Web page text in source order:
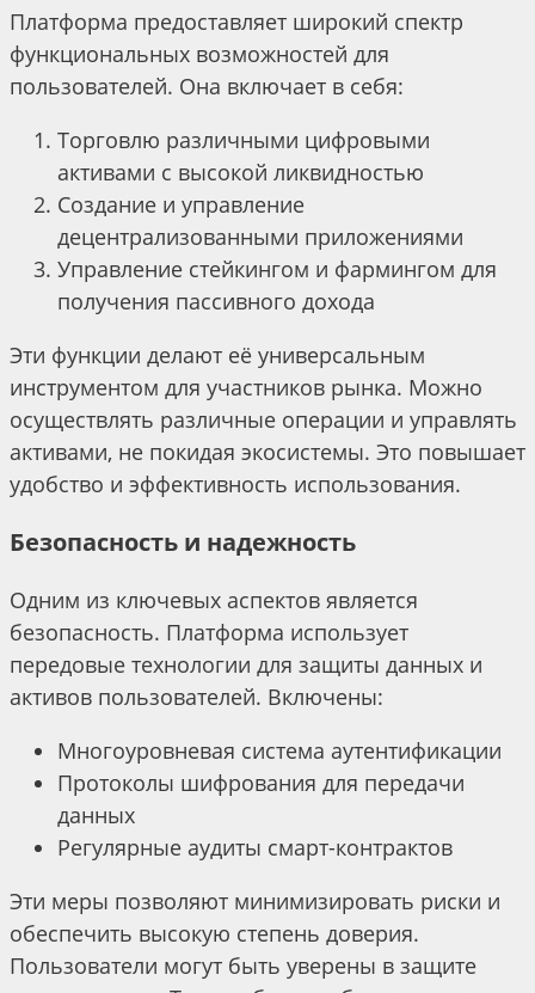
Платформа предоставляет широкий спектр
функциональных возможностей для
пользователей. Она включает в себя:
Торговлю различными цифровыми
активами с высокой ликвидностью
Создание и управление
децентрализованными приложениями
Управление стейкингом и фармингом для
получения пассивного дохода
Эти функции делают её универсальным
инструментом для участников рынка. Можно
осуществлять различные операции и управлять
активами, не покидая экосистемы. Это повышает
удобство и эффективность использования.
Безопасность и надежность
Одним из ключевых аспектов является
безопасность. Платформа использует
передовые технологии для защиты данных и
активов пользователей. Включены:
Многоуровневая система аутентификации
Протоколы шифрования для передачи
данных
Регулярные аудиты смарт-контрактов
Эти меры позволяют минимизировать риски и
обеспечить высокую степень доверия.
Пользователи могут быть уверены в защите